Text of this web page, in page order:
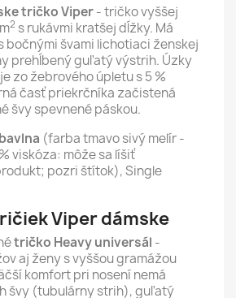
tričko Viper- tričko vyššej
2 s rukávmi kratšej dĺžky. Má
bočnými švami lichotiaci ženskej
prehĺbený guľatý výstrih. Úzky
zo žebrového úpletu s 5 %
časť priekrčníka začistená
švy spevnené páskou.
(farba tmavo sivý melír -
viskóza: môže sa líšiť
pozri štítok), Single
tričko Heavy universál -
aj ženy s vyššou gramážou
komfort pri nosení nemá
švy (tubulárny strih), guľatý